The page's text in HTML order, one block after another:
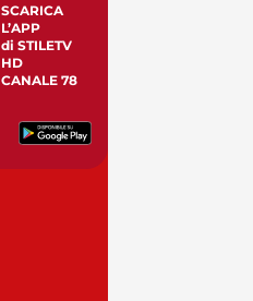
SCARICA
L’APP
di STILETV
HD
CANALE 78